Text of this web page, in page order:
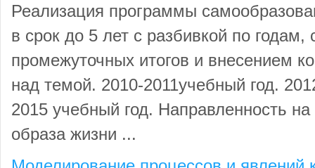
Реализация программы
в срок до 5 лет с разбивкой по годам,
промежуточных итогов и внесением
над темой. 2010-2011учебный год.
2015 учебный год. Направленность
образа жизни ...